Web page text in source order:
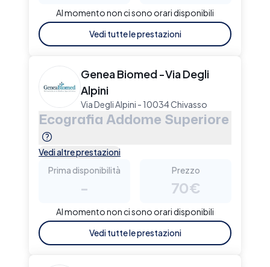
Al momento non ci sono orari disponibili
Vedi tutte le prestazioni
Genea Biomed -Via Degli
Alpini
Via Degli Alpini - 10034 Chivasso
Ecografia Addome Superiore
Vedi altre prestazioni
Prima disponibilità
-
Prezzo
70€
Al momento non ci sono orari disponibili
Vedi tutte le prestazioni